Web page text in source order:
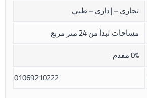
تجاري – إداري – طبي
مساحات تبدأ من 24 متر مربع
0% مقدم
01069210222